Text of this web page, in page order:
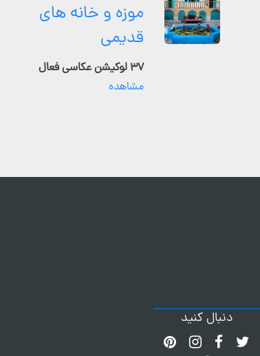
موزه و خانه های
قدیمی
۳۷ لوکیشن عکاسی فعال
مشاهده
دنبال کنید